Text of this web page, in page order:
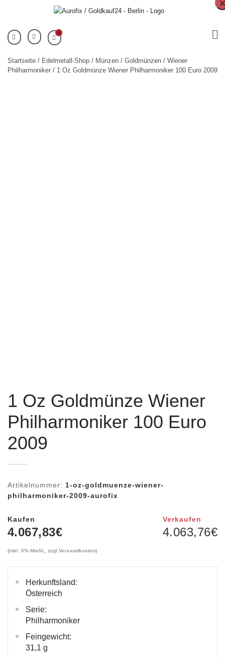
0
Startseite / Edelmetall-Shop / Münzen / Goldmünzen / Wiener
Philharmoniker / 1 Oz Goldmünze Wiener Philharmoniker 100 Euro 2009
1 Oz Goldmünze Wiener
Philharmoniker 100 Euro
2009
Artikelnummer: 1-oz-goldmuenze-wiener-
philharmoniker-2009-aurofix
Kaufen
4.067,83€
Verkaufen
4.063,76€
(inkl. 0% MwSt., zzgl. Versandkosten)
Herkunftsland:
Österreich
Serie:
Philharmoniker
Feingewicht:
31,1 g